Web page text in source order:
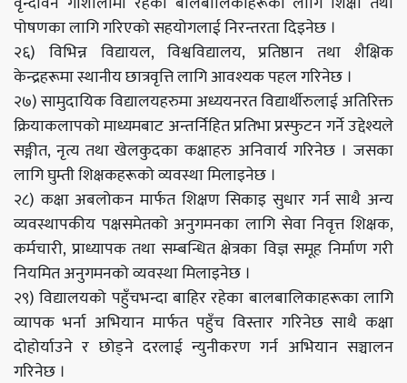
पोषणका लागि गरिएको सहयोगलाई निरन्तरता दिइनेछ ।
२६) विभिन्न विद्यायल, विश्वविद्यालय, प्रतिष्ठान तथा शैक्षिक
केन्द्रहरूमा स्थानीय छात्रवृत्ति लागि आवश्यक पहल गरिनेछ ।
२७) सामुदायिक विद्यालयहरुमा अध्ययनरत विद्यार्थीरुलाई अतिरिक्त
क्रियाकलापको माध्यमबाट अन्तर्निहित प्रतिभा प्रस्फुटन गर्ने उद्देश्यले
सङ्गीत, नृत्य तथा खेलकुदका कक्षाहरु अनिवार्य गरिनेछ । जसका
लागि घुम्ती शिक्षकहरूको व्यवस्था मिलाइनेछ ।
२८) कक्षा अबलोकन मार्फत शिक्षण सिकाइ सुधार गर्न साथै अन्य
व्यवस्थापकीय पक्षसमेतको अनुगमनका लागि सेवा निवृत्त शिक्षक,
कर्मचारी, प्राध्यापक तथा सम्बन्धित क्षेत्रका विज्ञ समूह निर्माण गरी
नियमित अनुगमनको व्यवस्था मिलाइनेछ ।
२९) विद्यालयको पहुँचभन्दा बाहिर रहेका बालबालिकाहरूका लागि
व्यापक भर्ना अभियान मार्फत पहुँच विस्तार गरिनेछ साथै कक्षा
दोहोर्याउने र छोड्ने दरलाई न्युनीकरण गर्न अभियान सञ्चालन
गरिनेछ ।